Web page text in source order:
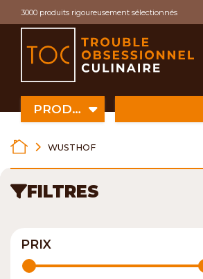
3000 produits rigoureusement sélectionnés
PRODUITS
WUSTHOF
FILTRES
PRIX